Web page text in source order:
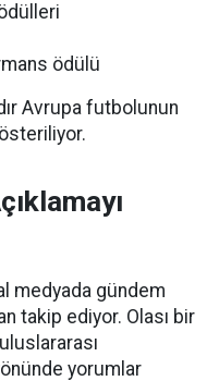
ödülü
Avrupa futbolunun
medyada gündem
takip ediyor. Olası bir
yorumlar